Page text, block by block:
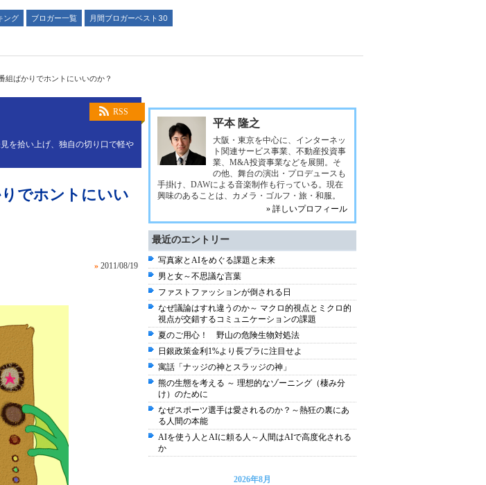
ング ブロガー一覧
月間ブロガーベスト30
ばかりでホントにいいのか？
RSS
を拾い上げ、独自の切り口で軽や
でホントにいい
» 2011/08/19
平本 隆之
大阪・東京を中心に、インターネッ
ト関連サービス事業、不動産投資事
業、M&A投資事業などを展開。そ
の他、舞台の演出・プロデュースも
手掛け、DAWによる音楽制作も行っている。現在
興味のあることは、カメラ・ゴルフ・旅・和服。
» 詳しいプロフィール
最近のエントリー
写真家とAIをめぐる課題と未来
男と女～不思議な言葉
ファストファッションが倒される日
なぜ議論はすれ違うのか～ マクロ的視点とミクロ的
視点が交錯するコミュニケーションの課題
夏のご用心！ 野山の危険生物対処法
日銀政策金利1%より長プラに注目せよ
寓話「ナッジの神とスラッジの神」
熊の生態を考える ～ 理想的なゾーニング（棲み分
け）のために
なぜスポーツ選手は愛されるのか？～熱狂の裏にあ
る人間の本能
AIを使う人とAIに頼る人～人間はAIで高度化される
か
2026年8月